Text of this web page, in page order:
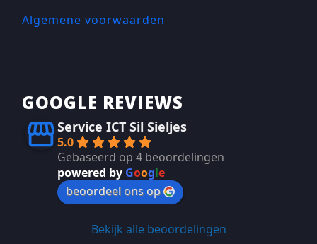
Algemene voorwaarden
GOOGLE REVIEWS
Service ICT Sil Sieljes
5.0
Gebaseerd op 4 beoordelingen
powered by Google
beoordeel ons op
Bekijk alle beoordelingen